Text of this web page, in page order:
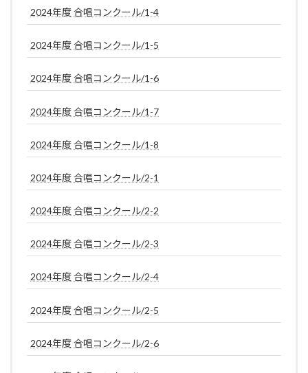
2024年度 合唱コンクール/1-4
2024年度 合唱コンクール/1-5
2024年度 合唱コンクール/1-6
2024年度 合唱コンクール/1-7
2024年度 合唱コンクール/1-8
2024年度 合唱コンクール/2-1
2024年度 合唱コンクール/2-2
2024年度 合唱コンクール/2-3
2024年度 合唱コンクール/2-4
2024年度 合唱コンクール/2-5
2024年度 合唱コンクール/2-6